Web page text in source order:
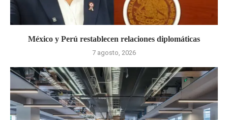
México y Perú restablecen relaciones diplomáticas
7 agosto, 2026